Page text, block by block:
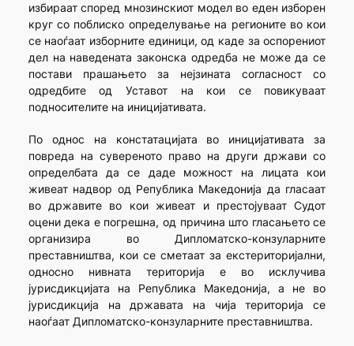
избираат според мнозинскиот модел во еден изборен
круг со поблиско определување на регионите во кои
се наоѓаат изборните единици, од каде за оспорениот
дел на наведената законска одредба не може да се
постави прашањето за нејзината согласност со
одредбите од Уставот на кои се повикуваат
подносителите на иницијативата.
По однос на констатацијата во иницијативата за
повреда на сувереното право на други држави со
определбата да се даде можност на лицата кои
живеат надвор од Република Македонија да гласаат
во државите во кои живеат и престојуваат Судот
оцени дека е погрешна, од причина што гласањето се
организира во Дипломатско-конзуларните
преставништва, кои се сметаат за екстериторијални,
односно нивната територија е во исклучива
јурисдикцијата на Република Македонија, а не во
јурисдикција на државата на чија територија се
наоѓаат Дипломатско-конзуларните преставништва.